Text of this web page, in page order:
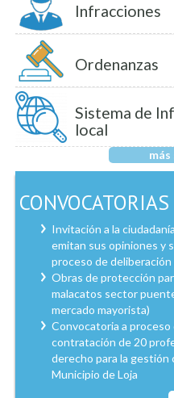
Infracciones
Ordenanzas
Sistema de
local
CONVOCATORIAS
Invitación a la
emitan sus opiniones y
proceso de deliberación
Obras de protección
malacatos sector
mercado mayorista)
Convocatoria a proceso
contratación de 20
derecho para la gestión
Municipio de Loja